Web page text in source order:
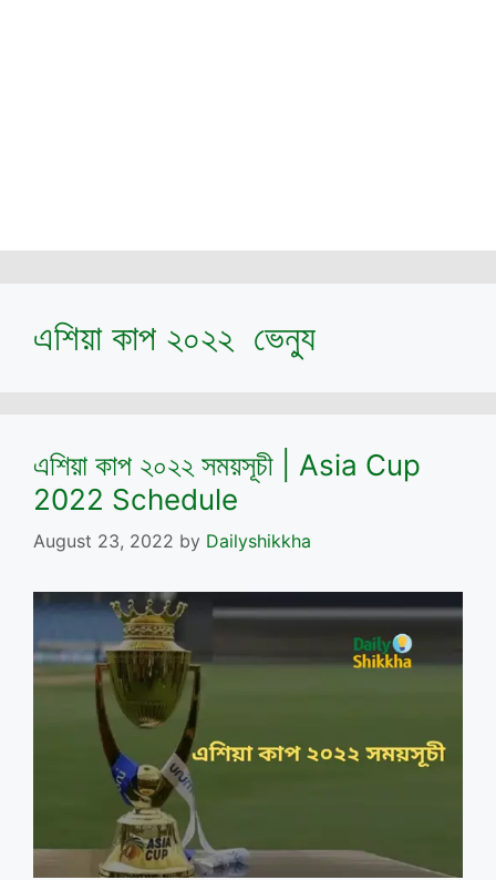
এশিয়া কাপ ২০২২ ভেন্যু
এশিয়া কাপ ২০২২ সময়সূচী | Asia Cup
2022 Schedule
August 23, 2022 by Dailyshikkha